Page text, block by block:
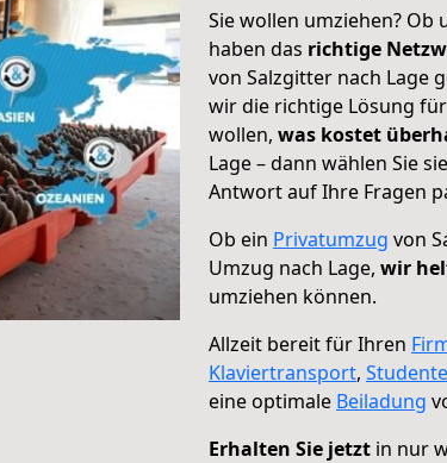
Sie wollen umziehen? Ob
haben das richtige
von Salzgitter nach Lage
wir die richtige Lösung
wollen, was kostet
Lage – dann wählen Sie
Antwort auf Ihre Fragen
Ob ein Privatumzug von
Umzug nach Lage, wir
umziehen können.
Allzeit bereit für Ihren
Klaviertransport,
eine optimale Beiladung
Erhalten Sie jetzt in nur